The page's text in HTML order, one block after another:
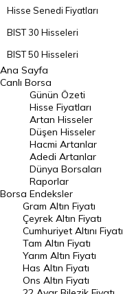
Hisse Senedi Fiyatları
BIST 30 Hisseleri
BIST 50 Hisseleri
BIST 100 Hisseleri
En Çok Artan Hisseler
En Çok Düşen Hisseler
Hacmi Artanlar
Geçmiş Kapanışlar
Dünya Borsaları
Raporlar
Endeksler
DÖVİZ
Döviz Kuru
Ana Sayfa
Canlı Borsa
Borsa
Günün Özeti
Hisse Fiyatları
Artan Hisseler
Düşen Hisseler
Hacmi Artanlar
Adedi Artanlar
Dünya Borsaları
Raporlar
Endeksler
Gram Altın Fiyatı
Çeyrek Altın Fiyatı
Cumhuriyet Altını Fiyatı
Tam Altın Fiyatı
Yarım Altın Fiyatı
Has Altın Fiyatı
Ons Altın Fiyatı